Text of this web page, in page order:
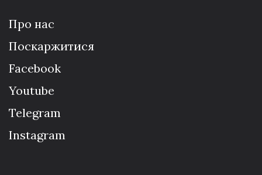
Про нас
Поскаржитися
Facebook
Youtube
Telegram
Instagram